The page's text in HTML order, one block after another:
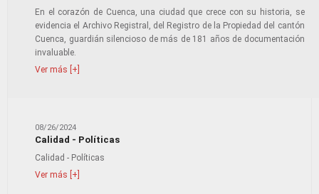
En el corazón de Cuenca, una ciudad que crece con su historia, se
evidencia el Archivo Registral, del Registro de la Propiedad del cantón
Cuenca, guardián silencioso de más de 181 años de documentación
invaluable.
Ver más [+]
08/26/2024
Calidad - Políticas
Calidad - Políticas
Ver más [+]